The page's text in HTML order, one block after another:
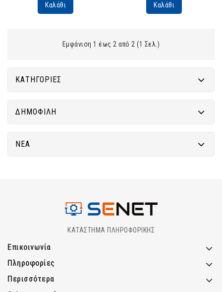
Καλάθι Καλάθι
Εμφάνιση 1 έως 2 από 2 (1 Σελ.)
ΚΑΤΗΓΟΡΊΕΣ
ΔΗΜΟΦΙΛΉ
ΝΈΑ
ΚΑΤΑΣΤΗΜΑ ΠΛΗΡΟΦΟΡΙΚΗΣ
Επικοινωνία
Πληροφορίες
Περισσότερα